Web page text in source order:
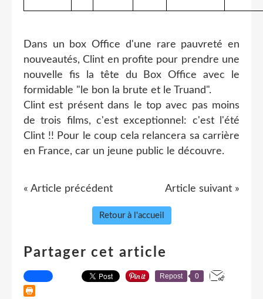
Dans un box Office d'une rare pauvreté en
nouveautés, Clint en profite pour prendre une
nouvelle fis la tête du Box Office avec le
formidable "le bon la brute et le Truand".
Clint est présent dans le top avec pas moins
de trois films, c'est exceptionnel: c'est l'été
Clint !! Pour le coup cela relancera sa carrière
en France, car un jeune public le découvre.
« Article précédent Article suivant »
Retour à l'accueil
Partager cet article
Repost 0